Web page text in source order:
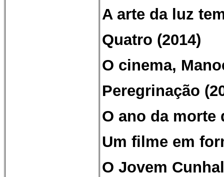
A arte da luz
Quatro (2014)
O cinema,
Peregrinação
O ano da morte
Um filme em
O Jovem